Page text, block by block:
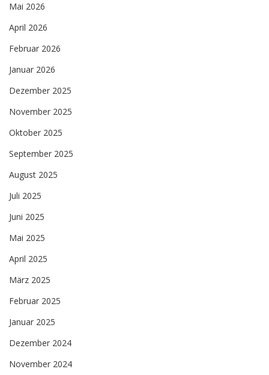
Mai 2026
April 2026
Februar 2026
Januar 2026
Dezember 2025
November 2025
Oktober 2025
September 2025
August 2025
Juli 2025
Juni 2025
Mai 2025
April 2025
März 2025
Februar 2025
Januar 2025
Dezember 2024
November 2024